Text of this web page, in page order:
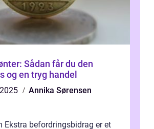
Sådan får du den
og en tryg handel
Annika Sørensen
Ekstra befordringsbidrag er et